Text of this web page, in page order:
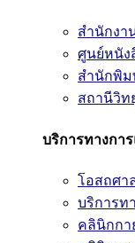
สำนักงา
ศูนย์หนัง
สำนักพิม
สถานีวิท
บริการทางกา
โอสถศา
บริการท
คลินิกกา